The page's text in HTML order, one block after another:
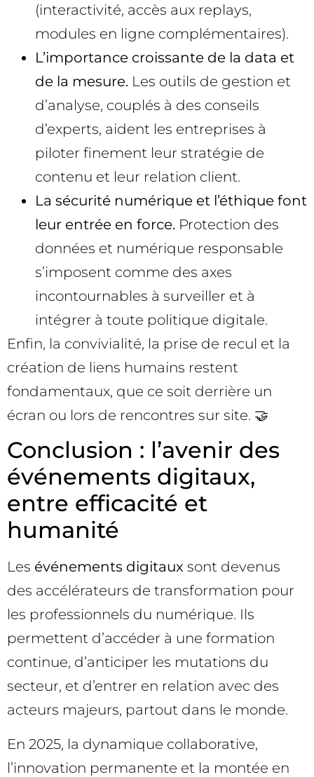
(interactivité, accès aux replays,
modules en ligne complémentaires).
L’importance croissante de la data et
de la mesure. Les outils de gestion et
d’analyse, couplés à des conseils
d’experts, aident les entreprises à
piloter finement leur stratégie de
contenu et leur relation client.
La sécurité numérique et l’éthique font
leur entrée en force. Protection des
données et numérique responsable
s’imposent comme des axes
incontournables à surveiller et à
intégrer à toute politique digitale.
Enfin, la convivialité, la prise de recul et la
création de liens humains restent
fondamentaux, que ce soit derrière un
écran ou lors de rencontres sur site. 🤝
Conclusion : l’avenir des
événements digitaux,
entre efficacité et
humanité
Les événements digitaux sont devenus
des accélérateurs de transformation pour
les professionnels du numérique. Ils
permettent d’accéder à une formation
continue, d’anticiper les mutations du
secteur, et d’entrer en relation avec des
acteurs majeurs, partout dans le monde.
En 2025, la dynamique collaborative,
l’innovation permanente et la montée en